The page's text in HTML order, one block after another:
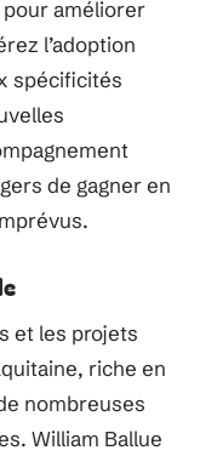
pour améliorer
l’adoption
spécificités
de gagner en
et les projets
riche en
nombreuses
William Ballue